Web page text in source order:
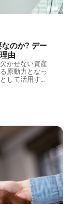
のか? デー
由
かせない資産
原動力となっ
して活用する